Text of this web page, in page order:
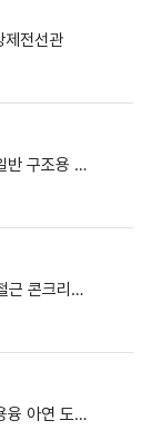
전선관
(신) KS 표준 열람 서비스 - KS D 3503 일반 구조용 압연 강재
(신) KS 표준 열람 서비스 - KS D 3504 철근 콘크리트용 봉강
(신) KS 표준 열람 서비스 - KS D 3506 용융 아연 도금 강판 및 강대